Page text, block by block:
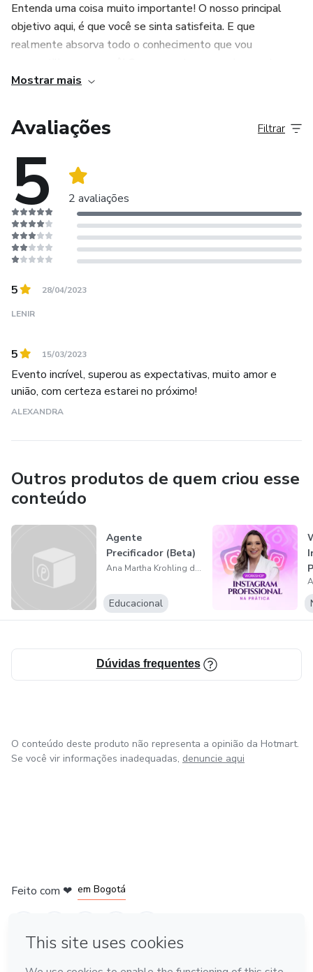
Entenda uma coisa muito importante! O nosso principal
objetivo aqui, é que você se sinta satisfeita. E que
realmente absorva todo o conhecimento que vou
jornada, especialmente com você mesma. Para assim,
Mostrar mais
Avaliações
5 2 avaliações
Filtrar
5 28/04/2023
LENIR
5 15/03/2023
Evento incrível, superou as expectativas, muito amor e
união, com certeza estarei no próximo!
ALEXANDRA
Outros produtos de quem criou esse
conteúdo
Agente
Precificador (Beta)
Ana Martha Krohling dian
Educacional
Dúvidas frequentes
O conteúdo deste produto não representa a opinião da Hotmart.
Se você vir informações inadequadas, denuncie aqui
Feito com ❤ em Bogotá